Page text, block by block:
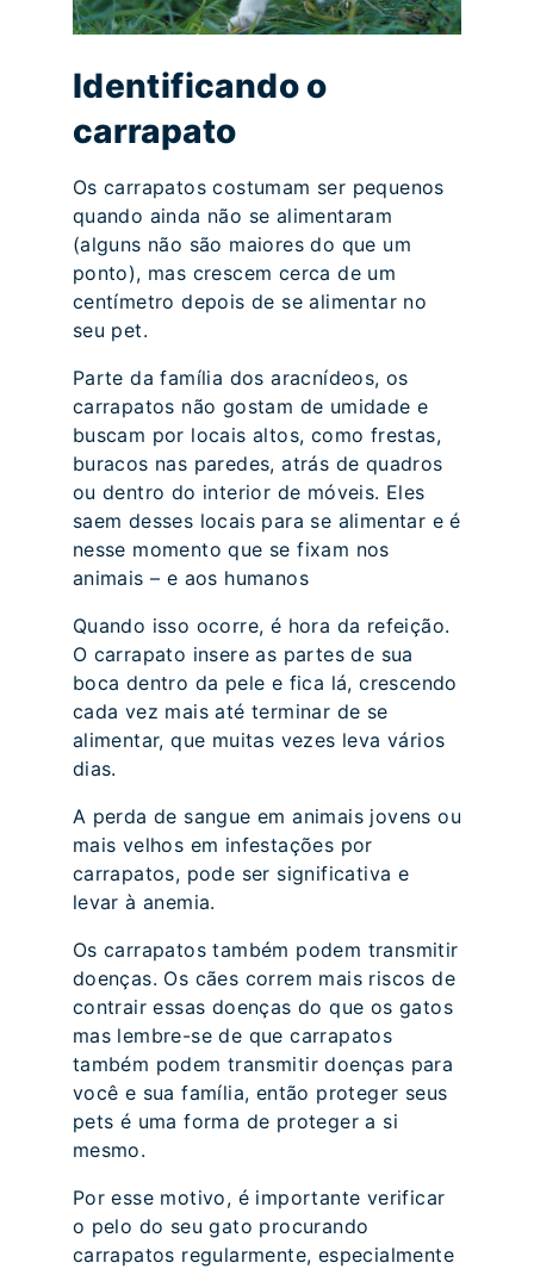
Identificando o
carrapato
Os carrapatos costumam ser pequenos
quando ainda não se alimentaram
(alguns não são maiores do que um
ponto), mas crescem cerca de um
centímetro depois de se alimentar no
seu pet.
Parte da família dos aracnídeos, os
carrapatos não gostam de umidade e
buscam por locais altos, como frestas,
buracos nas paredes, atrás de quadros
ou dentro do interior de móveis. Eles
saem desses locais para se alimentar e é
nesse momento que se fixam nos
animais – e aos humanos
Quando isso ocorre, é hora da refeição.
O carrapato insere as partes de sua
boca dentro da pele e fica lá, crescendo
cada vez mais até terminar de se
alimentar, que muitas vezes leva vários
dias.
A perda de sangue em animais jovens ou
mais velhos em infestações por
carrapatos, pode ser significativa e
levar à anemia.
Os carrapatos também podem transmitir
doenças. Os cães correm mais riscos de
contrair essas doenças do que os gatos
mas lembre-se de que carrapatos
também podem transmitir doenças para
você e sua família, então proteger seus
pets é uma forma de proteger a si
mesmo.
Por esse motivo, é importante verificar
o pelo do seu gato procurando
carrapatos regularmente, especialmente